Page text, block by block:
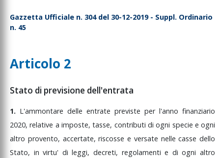
Gazzetta Ufficiale n. 304 del 30-12-2019 - Suppl. Ordinario
n. 45
Articolo 2
Stato di previsione dell'entrata
1. L'ammontare delle entrate previste per l'anno finanziario
2020,relative a imposte,tasse, contributi diogni specie eogni
altro provento, accertate,riscosse e versate nellecasse dello
Stato, invirtu' dileggi,decreti, regolamentie diognialtro